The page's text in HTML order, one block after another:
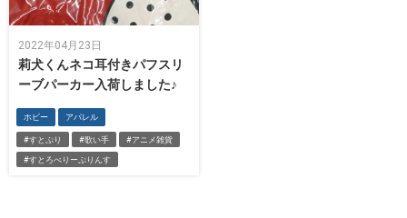
2022年04月23日
莉犬くんネコ耳付きパフスリ
ーブパーカー入荷しました♪
ホビー アパレル
#すとぷり #歌い手 #アニメ雑貨
#すとろべりーぷりんす